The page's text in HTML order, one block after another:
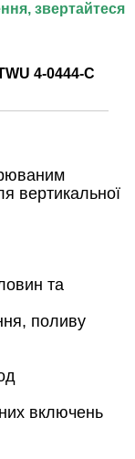
звертайтеся
4-0444-C
вертикальної
та
поливу
включень